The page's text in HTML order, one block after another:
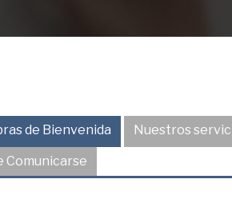
de Bienvenida Nuestros
Comunicarse